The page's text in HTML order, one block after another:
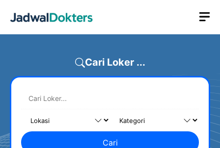
Cari Loker ...
Cari